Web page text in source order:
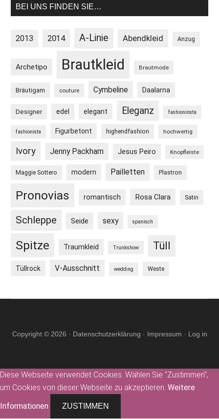
BEI UNS FINDEN SIE…
2013 2014 A-Linie Abendkleid Anzug
Archetipo Brautkleid Brautmode
Bräutigam couture Cymbeline Daalarna
Designer edel elegant Eleganz fashioninsta
fashionista Figurbetont highendfashion hochwertig
Ivory Jenny Packham Jesus Peiro Knopfleiste
Maggie Sottero modern Pailletten Plastron
Pronovias romantisch Rosa Clara Satin
Schleppe Seide sexy spanisch
Spitze Traumkleid Trunkshow Tüll
Tüllrock V-Ausschnitt wedding Weste
Copyright © 2026 · Datenschutzerklärung · Impressum · Log in
Diese Webseite verwendet Cookies. Wählen Sie "Zustimmen",
um Cookies von dieser Webseite zu akzeptieren. Weitere
Informationen
ZUSTIMMEN